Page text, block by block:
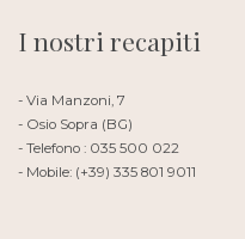
I nostri recapiti
- Via Manzoni, 7
- Osio Sopra (BG)
- Telefono : 035 500 022
- Mobile: (+39) 335 801 9011